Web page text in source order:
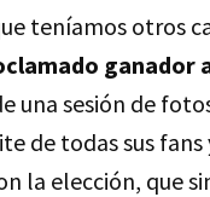
teníamos otros
ganador
una sesión de
de todas sus
la elección, que